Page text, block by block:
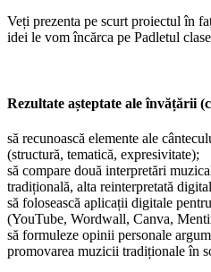
Veți prezenta pe scurt proiectul în
idei le vom încărca pe Padletul
Rezultate așteptate ale învățării
să recunoască elemente ale
(structură, tematică, expresivitate);
să compare două interpretări
tradițională, alta reinterpretată
să folosească aplicații digitale
(YouTube, Wordwall, Canva,
să formuleze opinii personale
promovarea muzicii tradiționale în